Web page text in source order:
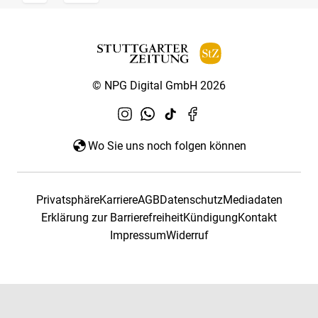
© NPG Digital GmbH 2026
Wo Sie uns noch folgen können
PrivatsphäreKarriereAGBDatenschutzMediadaten
Erklärung zur BarrierefreiheitKündigungKontakt
ImpressumWiderruf